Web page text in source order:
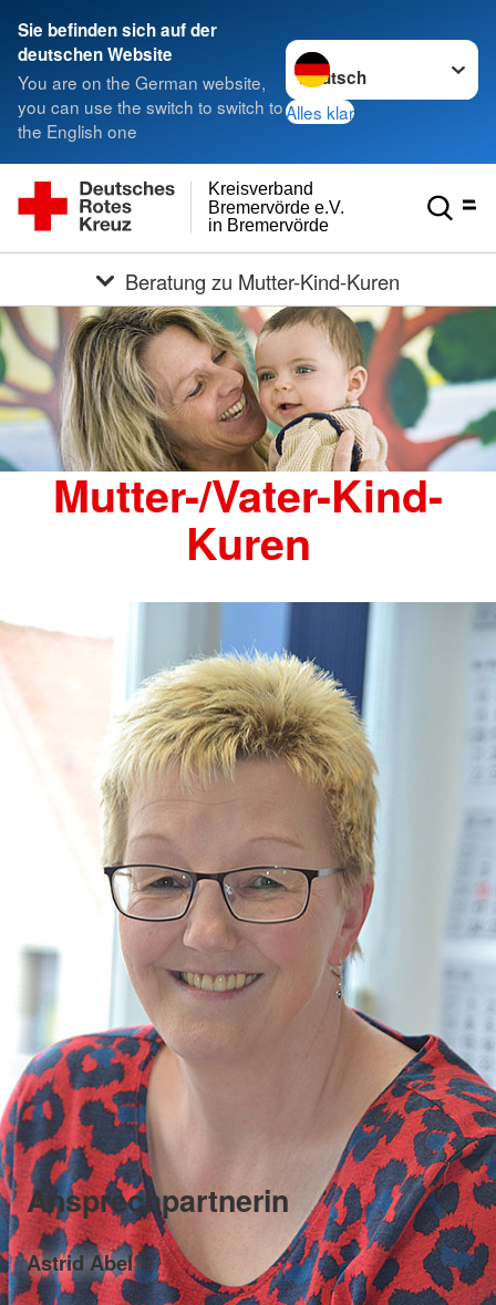
Sie befinden sich auf der
deutschen Website
You are on the German website,
you can use the switch to switch to
the English one
Sprache wechseln zu
Alles klar
in Bremervörde
Bremervörde e.V.
Kreisverband
Beratung zu Mutter-Kind-Kuren
Mutter-/Vater-Kind-
Kuren
Ansprechpartnerin
Astrid Abel